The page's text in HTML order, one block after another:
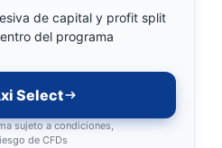
de capital y profit split
del programa
Select
sujeto a condiciones,
de CFDs